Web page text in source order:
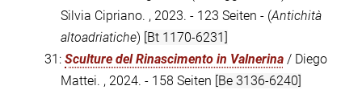
Silvia Cipriano. , 2023. - 123 Seiten - (Antichità
altoadriatiche) [Bt 1170-6231]
31: Sculture del Rinascimento in Valnerina / Diego
Mattei. , 2024. - 158 Seiten [Be 3136-6240]